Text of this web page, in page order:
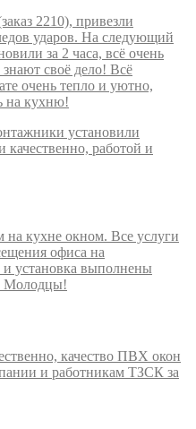
2210), привезли
ударов. На следующий
за 2 часа, всё очень
своё дело! Всё
очень тепло и уютно,
на кухню!
установили
работой и
кухне окном. Все услуги
офиса на
и установка выполнены
Молодцы!
качество ПВХ окон
и работникам ТЗСК за